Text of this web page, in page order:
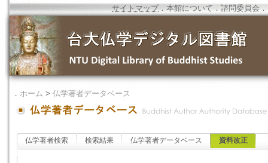
サイトマップ．本館について ．諮問委員会 ．
． ホーム > 仏学著者データベース
仏学著者検索 検索結果 仏学著者データベース 資料改正